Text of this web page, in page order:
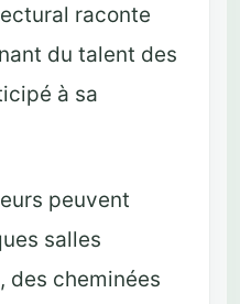
raconte
du talent des
à sa
peuvent
salles
des cheminées